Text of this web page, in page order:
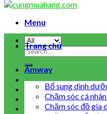
Menu
Search
for:
Trang chủ
Amway
Bổ sung dinh
Chăm sóc cá
Chăm sóc đồ gia